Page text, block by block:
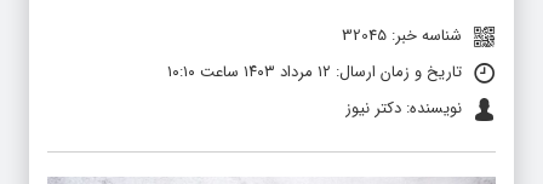
شناسه خبر: 32045
تاریخ و زمان ارسال: ۱۲ مرداد ۱۴۰۳ ساعت ۱۰:۱۰
نویسنده: دکتر نیوز